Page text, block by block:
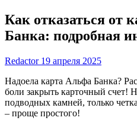
Как отказаться от
Банка: подробная
Redactor 19 апреля 2025
Надоела карта Альфа Банка?
боли закрыть карточный счет!
подводных камней, только
– проще простого!